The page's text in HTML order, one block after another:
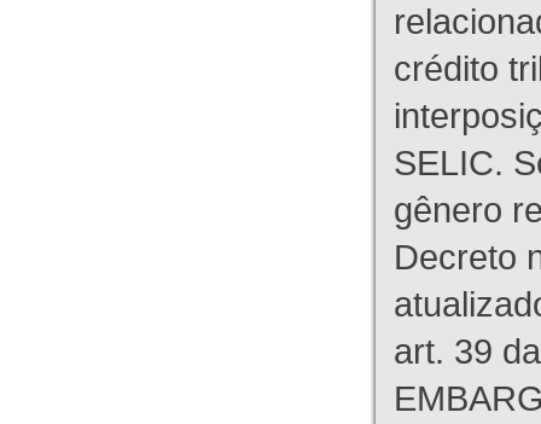
crédito
SELIC.
gênero
Decreto
art. 39